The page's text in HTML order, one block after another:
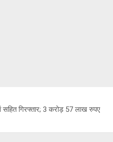
गिरफ्तार; 3 करोड़ 57 लाख रुपए